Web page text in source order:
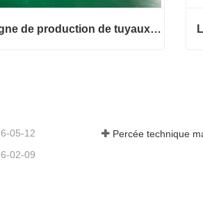
Ligne de production de tuyaux flexibles avec trou de sortie pré-poinçonné
05-12
02-09